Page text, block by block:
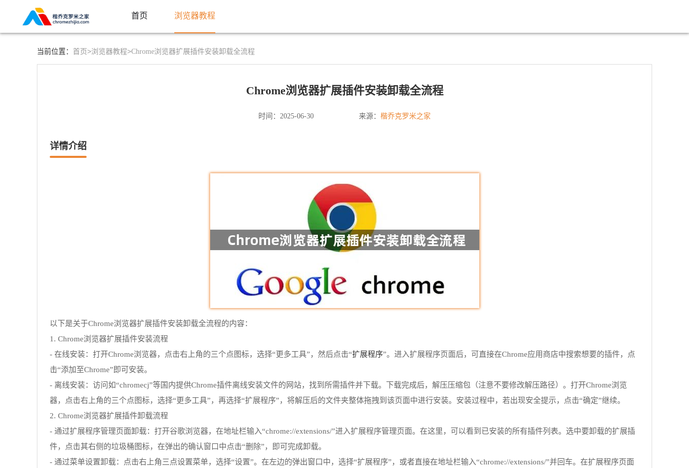
首页 浏览器教程
当前位置： 首页>浏览器教程>Chrome浏览器扩展插件安装卸载全流程
Chrome浏览器扩展插件安装卸载全流程
时间：2025-06-30 来源： 楷乔克罗米之家
详情介绍
以下是关于Chrome浏览器扩展插件安装卸载全流程的内容：
1. Chrome浏览器扩展插件安装流程
- 在线安装：打开Chrome浏览器，点击右上角的三个点图标，选择“更多工具”，然后点击“扩展程序”。进入扩展程序页面后，可直接在Chrome应用商店中搜索想要的插件，点
击“添加至Chrome”即可安装。
- 离线安装：访问如“chromecj”等国内提供Chrome插件离线安装文件的网站，找到所需插件并下载。下载完成后，解压压缩包（注意不要修改解压路径）。打开Chrome浏览
器，点击右上角的三个点图标，选择“更多工具”，再选择“扩展程序”，将解压后的文件夹整体拖拽到该页面中进行安装。安装过程中，若出现安全提示，点击“确定”继续。
2. Chrome浏览器扩展插件卸载流程
- 通过扩展程序管理页面卸载：打开谷歌浏览器，在地址栏输入“chrome://extensions/”进入扩展程序管理页面。在这里，可以看到已安装的所有插件列表。选中要卸载的扩展插
件，点击其右侧的垃圾桶图标，在弹出的确认窗口中点击“删除”，即可完成卸载。
- 通过菜单设置卸载：点击右上角三点设置菜单，选择“设置”。在左边的弹出窗口中，选择“扩展程序”，或者直接在地址栏输入“chrome://extensions/”并回车。在扩展程序页面